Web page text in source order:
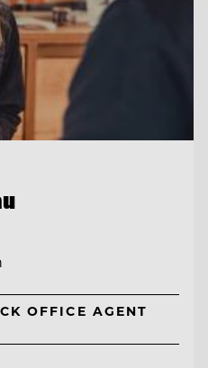
OFFICE AGENT